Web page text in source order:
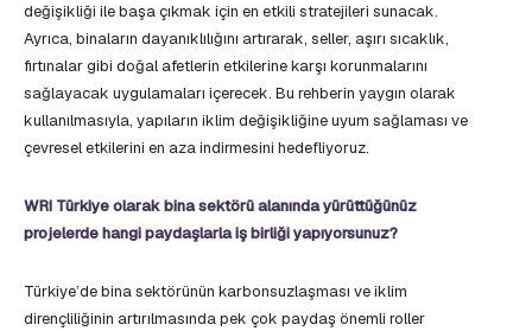
değişikliği ile başa çıkmak için en etkili stratejileri sunacak.
Ayrıca, binaların dayanıklılığını artırarak, seller, aşırı sıcaklık,
fırtınalar gibi doğal afetlerin etkilerine karşı korunmalarını
sağlayacak uygulamaları içerecek. Bu rehberin yaygın olarak
kullanılmasıyla, yapıların iklim değişikliğine uyum sağlaması ve
çevresel etkilerini en aza indirmesini hedefliyoruz.
WRI Türkiye olarak bina sektörü alanında yürüttüğünüz
projelerde hangi paydaşlarla iş birliği yapıyorsunuz?
Türkiye’de bina sektörünün karbonsuzlaşması ve iklim
dirençliliğinin artırılmasında pek çok paydaş önemli roller